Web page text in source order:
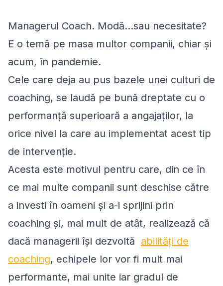
Managerul Coach. Modă...sau necesitate?
E o temă pe masa multor companii, chiar și
acum, în pandemie.
Cele care deja au pus bazele unei culturi de
coaching, se laudă pe bună dreptate cu o
performanță superioară a angajaților, la
orice nivel la care au implementat acest tip
de intervenție.
Acesta este motivul pentru care, din ce în
ce mai multe companii sunt deschise către
a investi în oameni și a-i sprijini prin
coaching și, mai mult de atât, realizează că
dacă managerii își dezvoltă abilități de
coaching, echipele lor vor fi mult mai
performante, mai unite iar gradul de